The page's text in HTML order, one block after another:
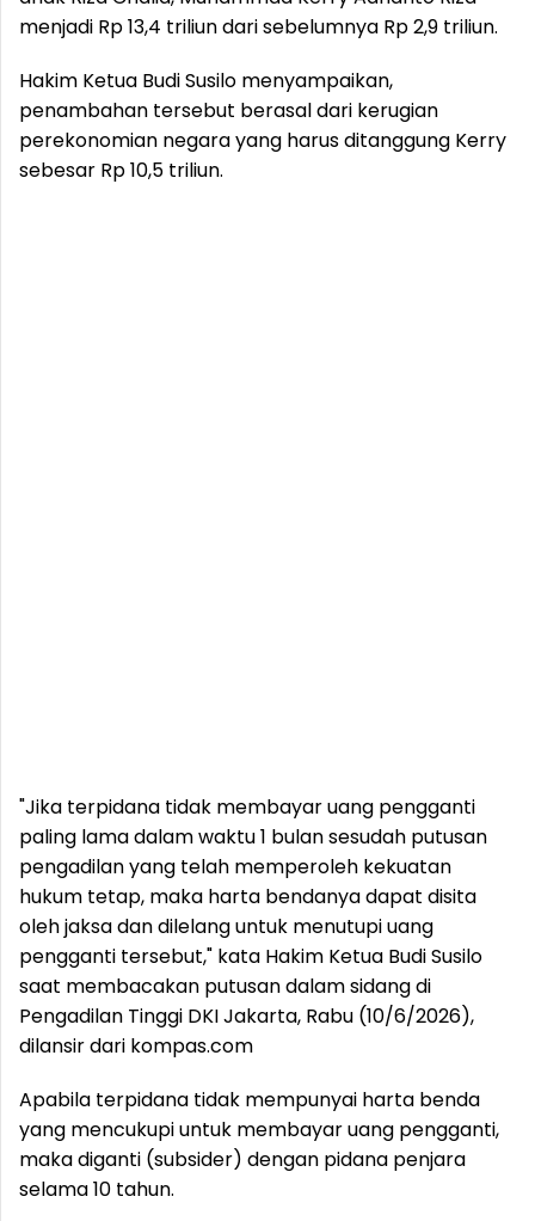
menjadi Rp 13,4 triliun dari sebelumnya Rp 2,9 triliun.
Hakim Ketua Budi Susilo menyampaikan,
penambahan tersebut berasal dari kerugian
perekonomian negara yang harus ditanggung Kerry
sebesar Rp 10,5 triliun.
"Jika terpidana tidak membayar uang pengganti
paling lama dalam waktu 1 bulan sesudah putusan
pengadilan yang telah memperoleh kekuatan
hukum tetap, maka harta bendanya dapat disita
oleh jaksa dan dilelang untuk menutupi uang
pengganti tersebut," kata Hakim Ketua Budi Susilo
saat membacakan putusan dalam sidang di
Pengadilan Tinggi DKI Jakarta, Rabu (10/6/2026),
dilansir dari kompas.com
Apabila terpidana tidak mempunyai harta benda
yang mencukupi untuk membayar uang pengganti,
maka diganti (subsider) dengan pidana penjara
selama 10 tahun.